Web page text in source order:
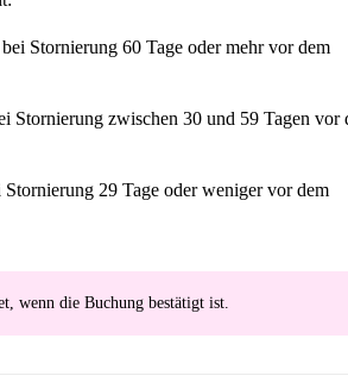
bei Stornierung 60 Tage oder mehr vor dem
Stornierung zwischen 30 und 59 Tagen vor
Stornierung 29 Tage oder weniger vor dem
, wenn die Buchung bestätigt ist.